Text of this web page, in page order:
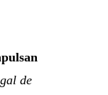
de